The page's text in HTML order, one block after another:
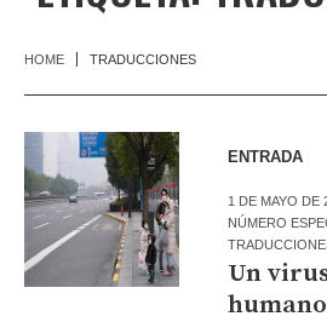
HOME TRADUCCIONES
ENTRADA
1 DE MAYO DE
NÚMERO
Un
humano